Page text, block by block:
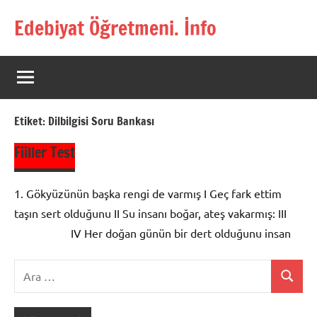
Edebiyat Öğretmeni. İnfo
Türkçe,
Türk
Dili
ve
Öğretmenlerinin
Sitesi
Etiket: Dilbilgisi Soru Bankası
Fiiller Test
1. Gökyüzünün başka rengi de varmış I Geç fark ettim
taşın sert olduğunu II Su insanı boğar, ateş vakarmış: III
IV Her doğan günün bir dert olduğunu insan
Ara